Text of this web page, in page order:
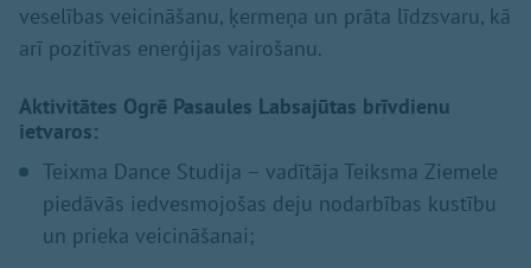
veselības veicināšanu, ķermeņa un prāta līdzsvaru, kā
arī pozitīvas enerģijas vairošanu.
Aktivitātes Ogrē Pasaules Labsajūtas brīvdienu
ietvaros:
Teixma Dance Studija – vadītāja Teiksma Ziemele
piedāvās iedvesmojošas deju nodarbības kustību
un prieka veicināšanai;